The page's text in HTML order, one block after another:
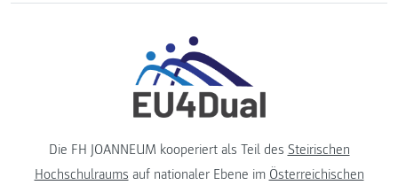
Die FH JOANNEUM kooperiert als Teil des Steirischen
Hochschulraums auf nationaler Ebene im Österreichischen